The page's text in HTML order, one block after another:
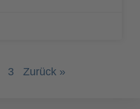
3 Zurück »